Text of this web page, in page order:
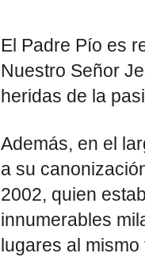
El Padre Pío es
Nuestro Señor
heridas de la
Además, en el
a su
2002, quien
innumerables
lugares al